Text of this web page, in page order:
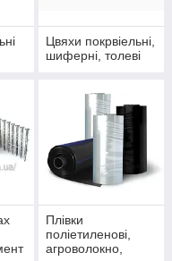
Цвяхи покрвіельні,
шиферні, толеві
Плівки
поліетиленові,
агроволокно,